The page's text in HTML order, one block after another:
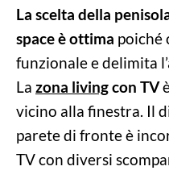
La scelta della
space è ottima poiché
funzionale e delimita
La zona livingcon TV
vicino alla finestra. Il
parete di fronte è
TV con diversi